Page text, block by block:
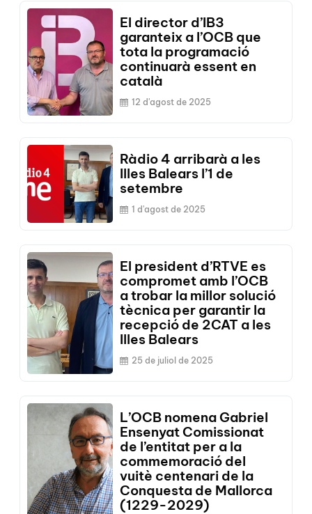
El director d’IB3
garanteix a l’OCB que
tota la programació
continuarà essent en
català
12 d'agost de 2025
Ràdio 4 arribarà a les
Illes Balears l’1 de
setembre
1 d'agost de 2025
El president d’RTVE es
compromet amb l’OCB
a trobar la millor solució
tècnica per garantir la
recepció de 2CAT a les
Illes Balears
25 de juliol de 2025
L’OCB nomena Gabriel
Ensenyat Comissionat
de l’entitat per a la
commemoració del
vuitè centenari de la
Conquesta de Mallorca
(1229-2029)